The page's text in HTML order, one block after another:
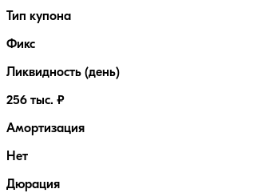
Тип купона
Фикс
Ликвидность (день)
256 тыс. ₽
Амортизация
Нет
Дюрация